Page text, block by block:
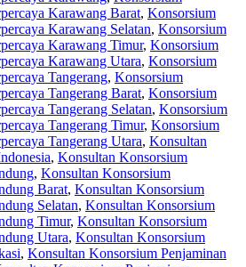
Karawang Barat, Konsorsium
Karawang Selatan, Konsorsium
Karawang Timur, Konsorsium
Karawang Utara, Konsorsium
Tangerang, Konsorsium
Tangerang Barat, Konsorsium
Tangerang Selatan, Konsorsium
Tangerang Timur, Konsorsium
Tangerang Utara, Konsultan
, Konsultan Konsorsium
, Konsultan Konsorsium
Barat, Konsultan Konsorsium
Selatan, Konsultan Konsorsium
Timur, Konsultan Konsorsium
Utara, Konsultan Konsorsium
, Konsultan Konsorsium Penjaminan